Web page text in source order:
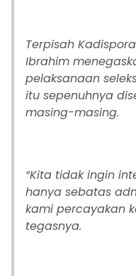
Terpisah
Ibrahim
pelaksanaan
itu sepenuhnya
masing-masing.
“Kita tidak ingin
hanya sebatas
kami percayakan
tegasnya.